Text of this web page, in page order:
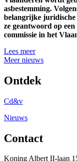
asbestemming.
belangrijke juridische
ze geantwoord op
commissie in het
Lees meer
Meer nieuws
Ontdek
Cd&v
Nieuws
Contact
Koning Albert II-laan